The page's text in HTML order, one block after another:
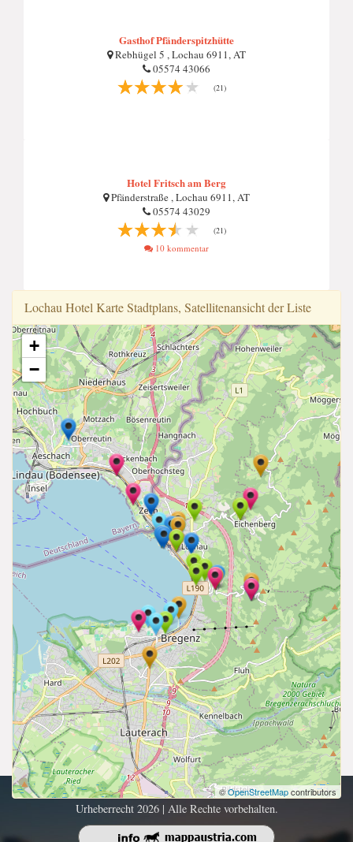
Gasthof Pfänderspitzhütte
Rebhügel 5 , Lochau 6911, AT
05574 43066
(21)
Hotel Fritsch am Berg
Pfänderstraße , Lochau 6911, AT
05574 43029
(21)
10 kommentar
Lochau Hotel Karte Stadtplans, Satellitenansicht der Liste
+
−
©OpenStreetMapcontributors
Urheberrecht 2026 | Alle Rechte vorbehalten.